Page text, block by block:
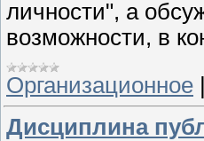
личности", а
возможности, в
Организационное |
Дисциплина